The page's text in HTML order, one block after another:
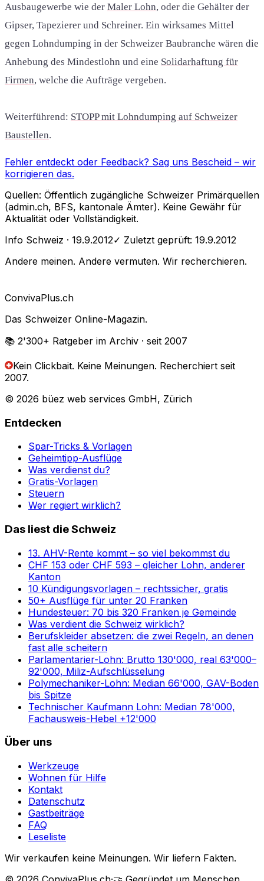
Ausbaugewerbe wie der Maler Lohn, oder die Gehälter der
Gipser, Tapezierer und Schreiner. Ein wirksames Mittel
gegen Lohndumping in der Schweizer Baubranche wären die
Anhebung des Mindestlohn und eine Solidarhaftung für
Firmen, welche die Aufträge vergeben.
Weiterführend: STOPP mit Lohndumping auf Schweizer
Baustellen.
Fehler entdeckt oder Feedback? Sag uns Bescheid – wir
korrigieren das.
Quellen: Öffentlich zugängliche Schweizer Primärquellen
(admin.ch, BFS, kantonale Ämter). Keine Gewähr für
Aktualität oder Vollständigkeit.
Info Schweiz · 19.9.2012✓ Zuletzt geprüft: 19.9.2012
Andere meinen. Andere vermuten. Wir recherchieren.
ConvivaPlus.ch
Das Schweizer Online-Magazin.
📚 2'300+ Ratgeber im Archiv · seit 2007
Kein Clickbait. Keine Meinungen. Recherchiert seit
2007.
© 2026 büez web services GmbH, Zürich
Entdecken
Spar-Tricks & Vorlagen
Geheimtipp-Ausflüge
Was verdienst du?
Gratis-Vorlagen
Steuern
Wer regiert wirklich?
Das liest die Schweiz
13. AHV-Rente kommt – so viel bekommst du
CHF 153 oder CHF 593 – gleicher Lohn, anderer
Kanton
10 Kündigungsvorlagen – rechtssicher, gratis
50+ Ausflüge für unter 20 Franken
Hundesteuer: 70 bis 320 Franken je Gemeinde
Was verdient die Schweiz wirklich?
Berufskleider absetzen: die zwei Regeln, an denen
fast alle scheitern
Parlamentarier-Lohn: Brutto 130'000, real 63'000–
92'000, Miliz-Aufschlüsselung
Polymechaniker-Lohn: Median 66'000, GAV-Boden
bis Spitze
Technischer Kaufmann Lohn: Median 78'000,
Fachausweis-Hebel +12'000
Über uns
Werkzeuge
Wohnen für Hilfe
Kontakt
Datenschutz
Gastbeiträge
FAQ
Leseliste
Wir verkaufen keine Meinungen. Wir liefern Fakten.